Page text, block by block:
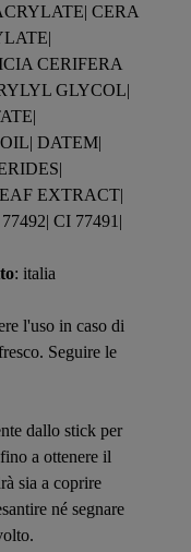
CERA
CERIFERA
GLYCOL|
DATEM|
EXTRACT|
CI 77491|
: italia
l'uso in caso di
Seguire le
dallo stick per
a ottenere il
sia a coprire
né segnare